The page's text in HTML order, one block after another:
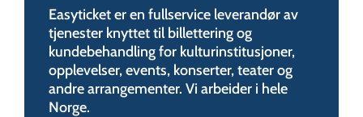
Easyticket er en fullservice leverandør av
tjenester knyttet til billettering og
kundebehandling for kulturinstitusjoner,
opplevelser, events, konserter, teater og
andre arrangementer. Vi arbeider i hele
Norge.